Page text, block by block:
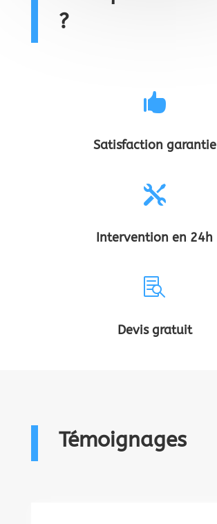
?

Satisfaction garantie

Intervention en 24h

Devis gratuit
Témoignages